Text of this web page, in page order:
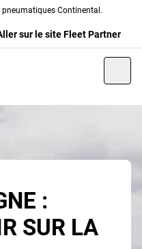
pneumatiques Continental.
sur le site Fleet Partner
:
SUR LA